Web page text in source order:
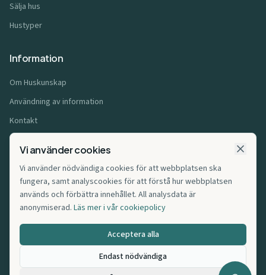
Sälja hus
Hustyper
Information
Om Huskunskap
Användning av information
Kontakt
Användarvillkor
Cookiepolicy
Affiliatepolicy
Cookie-inställningar
Vi använder cookies
Vi använder nödvändiga cookies för att webbplatsen ska
fungera, samt analyscookies för att förstå hur webbplatsen
används och förbättra innehållet. All analysdata är
anonymiserad. Läs mer i vår cookiepolicy
Acceptera alla
Endast nödvändiga